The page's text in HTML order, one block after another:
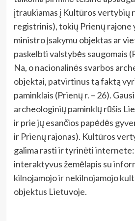
įtraukiamas į Kultūros vertybių
registrinis), tokių Prienų rajone
ministro įsakymu objektas ar
paskelbti valstybės saugomais
Na, o nacionalinės svarbos
objektai, patvirtinus tą faktą
paminklais (Prienų r. – 26).
archeologinių paminklų rūšis
ir prie jų esančios papėdės
ir Prienų rajonas). Kultūros
galima rasti ir tyrinėti
interaktyvus žemėlapis su
kilnojamojo ir nekilnojamojo
objektus Lietuvoje.